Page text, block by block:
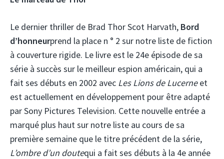
Le dernier thriller de Brad Thor Scot Harvath, Bord
d’honneurprend la place n ° 2 sur notre liste de fiction
à couverture rigide. Le livre est le 24e épisode de sa
série à succès sur le meilleur espion américain, qui a
fait ses débuts en 2002 avec Les Lions de Lucerneet
est actuellement en développement pour être adapté
par Sony Pictures Television. Cette nouvelle entrée a
marqué plus haut sur notre liste au cours de sa
première semaine que le titre précédent de la série,
L’ombre d’un doutequi a fait ses débuts à la 4e année